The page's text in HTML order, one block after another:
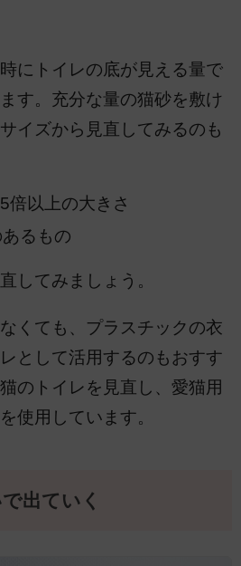
にトイレの底が見える量で
す。充分な量の猫砂を敷け
イズから見直してみるのも
倍以上の大きさ
るもの
してみましょう。
くても、プラスチックの衣
として活用するのもおすす
のトイレを見直し、愛猫用
使用しています。
出ていく